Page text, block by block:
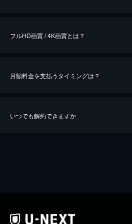
※40％ポイント還元の対象は、クレジットカード決済
フルHD画質 / 4K画質とは？
月額料金を支払うタイミングは？
いつでも解約できますか